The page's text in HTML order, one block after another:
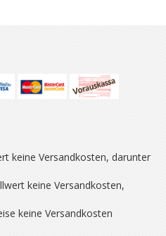
keine Versandkosten, darunter
keine Versandkosten,
keine Versandkosten